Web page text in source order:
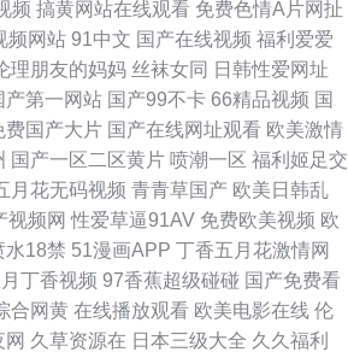
频 搞黄网站在线观看 免费色情A片网扯
频网站 91中文 国产在线视频 福利爱爱
理朋友的妈妈 丝袜女同 日韩性爱网址
产第一网站 国产99不卡 66精品视频 国
费国产大片 国产在线网址观看 欧美激情
国产一区二区黄片 喷潮一区 福利姬足交
月花无码视频 青青草国产 欧美日韩乱
视频网 性爱草逼91AV 免费欧美视频 欧
水18禁 51漫画APP 丁香五月花激情网
丁香视频 97香蕉超级碰碰 国产免费看
合网黄 在线播放观看 欧美电影在线 伦
久草资源在 日本三级大全 久久福利